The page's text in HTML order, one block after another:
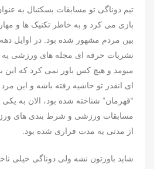
تیم دوناگی تو مسابقات بسکتبال به
بازی می کرد و به خاطر تکنیک ها و
نشریات حرفه ای مجله های ورزشی
میومد و هیچ کس باور نمی کرد که این
ای انقدر تو حاشیه رفته باشه و این
“قهرمان” شناخته شده بود، الان به یکی
مسابقات ورزشی و شرط بندی های
از مدتی یه مدت فراری شده بود.
شاید باورتون نشه ولی دوناگی خیلی